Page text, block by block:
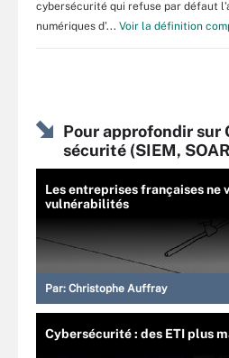
cybersécurité qui refuse par défaut
numériques d’... Voir la définition
Pour approfondir sur
sécurité (SIEM,
Les entreprises françaises ne
vulnérabilités
Par: Christophe Auffray
Cybersécurité : des ETI plus